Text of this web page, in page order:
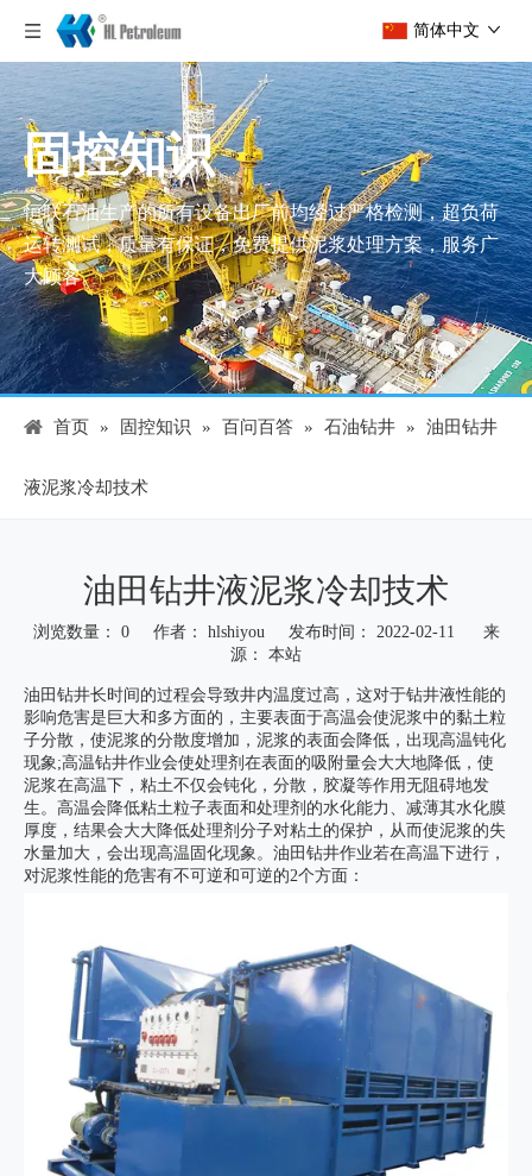
简体中文
固控知识
恒联石油生产的所有设备出厂前均经过严格检测，超负荷
运转测试，质量有保证，免费提供泥浆处理方案，服务广
大顾客。
首页 » 固控知识 » 百问百答 » 石油钻井 » 油田钻井
液泥浆冷却技术
油田钻井液泥浆冷却技术
浏览数量： 0作者： hlshiyou 发布时间： 2022-02-11 来
源： 本站
["wechat","weibo","qzone","douban","email"]
油田钻井长时间的过程会导致井内温度过高，这对于钻井液性能的
影响危害是巨大和多方面的，主要表面于高温会使泥浆中的黏土粒
子分散，使泥浆的分散度增加，泥浆的表面会降低，出现高温钝化
现象;高温钻井作业会使处理剂在表面的吸附量会大大地降低，使
泥浆在高温下，粘土不仅会钝化，分散，胶凝等作用无阻碍地发
生。高温会降低粘土粒子表面和处理剂的水化能力、减薄其水化膜
厚度，结果会大大降低处理剂分子对粘土的保护，从而使泥浆的失
水量加大，会出现高温固化现象。油田钻井作业若在高温下进行，
对泥浆性能的危害有不可逆和可逆的2个方面：